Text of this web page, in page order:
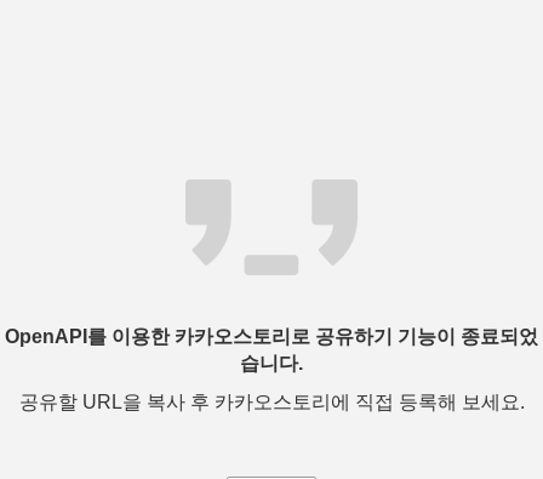
OpenAPI를 이용한 카카오스토리로 공유하기 기능이 종료되었
습니다.
공유할 URL을 복사 후 카카오스토리에 직접 등록해 보세요.